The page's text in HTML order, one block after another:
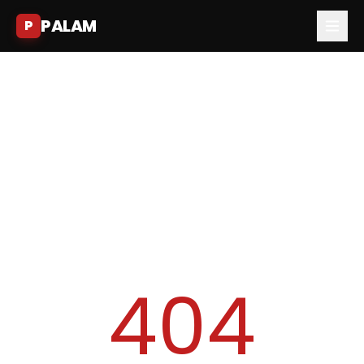
P PALAM
404